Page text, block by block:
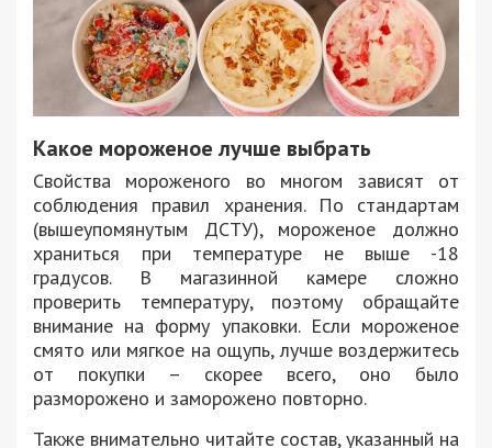
Какое мороженое лучше выбрать
Свойства мороженого во многом зависят от
соблюдения правил хранения. По стандартам
(вышеупомянутым ДСТУ), мороженое должно
храниться при температуре не выше -18
градусов. В магазинной камере сложно
проверить температуру, поэтому обращайте
внимание на форму упаковки. Если мороженое
смято или мягкое на ощупь, лучше воздержитесь
от покупки – скорее всего, оно было
разморожено и заморожено повторно.
Также внимательно читайте состав, указанный на